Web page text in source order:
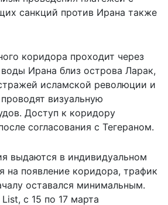
санкций против Ирана также
коридора проходит через
Ирана близ острова Ларак,
исламской революции и
визуальную
Доступ к коридору
согласования с Тегераном.
выдаются в индивидуальном
на появление коридора, трафик
оставался минимальным.
с 15 по 17 марта